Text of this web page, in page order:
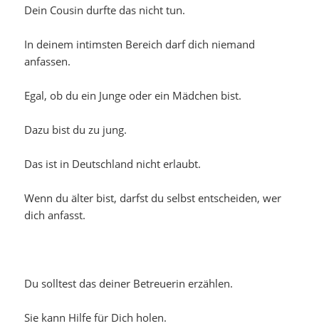
Dein Cousin durfte das nicht tun.
In deinem intimsten Bereich darf dich niemand
anfassen.
Egal, ob du ein Junge oder ein Mädchen bist.
Dazu bist du zu jung.
Das ist in Deutschland nicht erlaubt.
Wenn du älter bist, darfst du selbst entscheiden, wer
dich anfasst.
Du solltest das deiner Betreuerin erzählen.
Sie kann Hilfe für Dich holen.